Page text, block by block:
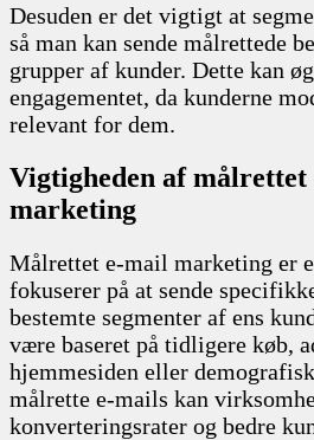
Desuden er det vigtigt at
så man kan sende målrettede
grupper af kunder. Dette kan
engagementet, da kunderne
relevant for dem.
Vigtigheden af målrettet
marketing
Målrettet e-mail marketing er
fokuserer på at sende
bestemte segmenter af ens
være baseret på tidligere køb,
hjemmesiden eller
målrette e-mails kan
konverteringsrater og bedre